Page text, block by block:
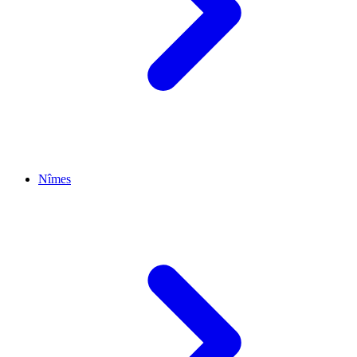
Nîmes